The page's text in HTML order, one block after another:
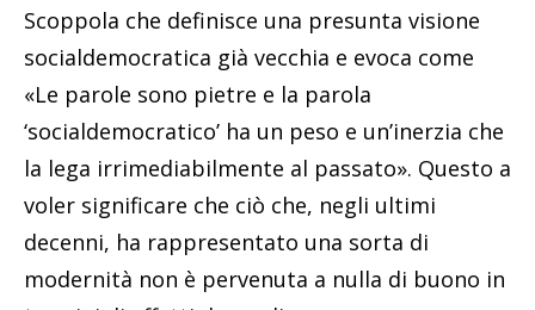
Scoppola che definisce una presunta visione
socialdemocratica già vecchia e evoca come
«Le parole sono pietre e la parola
‘socialdemocratico’ ha un peso e un’inerzia che
la lega irrimediabilmente al passato». Questo a
voler significare che ciò che, negli ultimi
decenni, ha rappresentato una sorta di
modernità non è pervenuta a nulla di buono in